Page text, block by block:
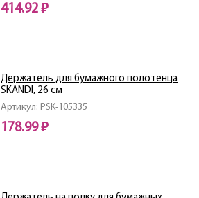
414.92 ₽
Артикул: PSK-105335
Держатель для бумажного полотенца
SKANDI, 26 см
178.99 ₽